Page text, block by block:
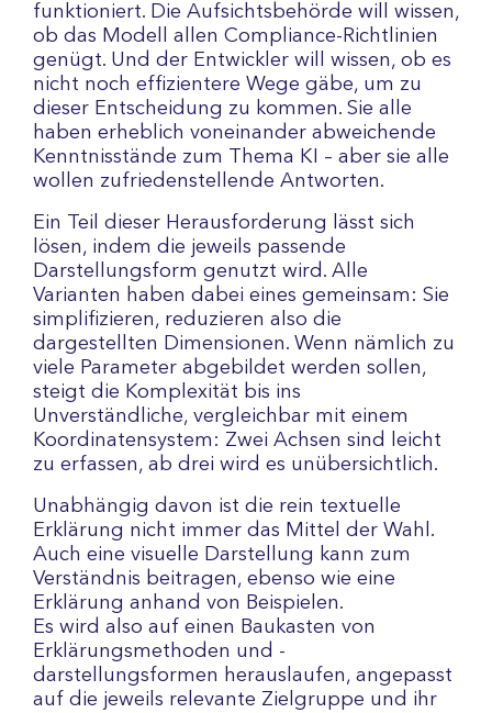
funktioniert. Die Aufsichtsbehörde will wissen,
ob das Modell allen Compliance-Richtlinien
genügt. Und der Entwickler will wissen, ob es
nicht noch effizientere Wege gäbe, um zu
dieser Entscheidung zu kommen. Sie alle
haben erheblich voneinander abweichende
Kenntnisstände zum Thema KI – aber sie alle
wollen zufriedenstellende Antworten.
Ein Teil dieser Herausforderung lässt sich
lösen, indem die jeweils passende
Darstellungsform genutzt wird. Alle
Varianten haben dabei eines gemeinsam: Sie
simplifizieren, reduzieren also die
dargestellten Dimensionen. Wenn nämlich zu
viele Parameter abgebildet werden sollen,
steigt die Komplexität bis ins
Unverständliche, vergleichbar mit einem
Koordinatensystem: Zwei Achsen sind leicht
zu erfassen, ab drei wird es unübersichtlich.
Unabhängig davon ist die rein textuelle
Erklärung nicht immer das Mittel der Wahl.
Auch eine visuelle Darstellung kann zum
Verständnis beitragen, ebenso wie eine
Erklärung anhand von Beispielen.
Es wird also auf einen Baukasten von
Erklärungsmethoden und -
darstellungsformen herauslaufen, angepasst
auf die jeweils relevante Zielgruppe und ihr